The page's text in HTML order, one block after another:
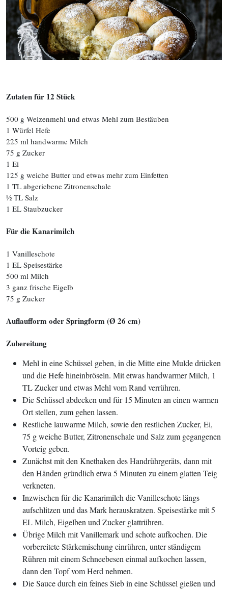
Zutaten für 12 Stück
500 g Weizenmehl und etwas Mehl zum Bestäuben
1 Würfel Hefe
225 ml handwarme Milch
75 g Zucker
1 Ei
125 g weiche Butter und etwas mehr zum Einfetten
1 TL abgeriebene Zitronenschale
½ TL Salz
1 EL Staubzucker
Für die Kanarimilch
1 Vanilleschote
1 EL Speisestärke
500 ml Milch
3 ganz frische Eigelb
75 g Zucker
Auflaufform oder Springform (Ø 26 cm)
Zubereitung
Mehl in eine Schüssel geben, in die Mitte eine Mulde drücken
und die Hefe hineinbröseln. Mit etwas handwarmer Milch, 1
TL Zucker und etwas Mehl vom Rand verrühren.
Die Schüssel abdecken und für 15 Minuten an einen warmen
Ort stellen, zum gehen lassen.
Restliche lauwarme Milch, sowie den restlichen Zucker, Ei,
75 g weiche Butter, Zitronenschale und Salz zum gegangenen
Vorteig geben.
Zunächst mit den Knethaken des Handrührgeräts, dann mit
den Händen gründlich etwa 5 Minuten zu einem glatten Teig
verkneten.
Inzwischen für die Kanarimilch die Vanilleschote längs
aufschlitzen und das Mark herauskrat­zen. Speisestärke mit 5
EL Milch, Eigelben und Zucker glattrühren.
Übrige Milch mit Vanillemark und ­schote aufkochen. Die
vorbereitete Stärkemischung einrühren, unter ständigem
Rühren mit einem Schneebesen einmal aufkochen lassen,
dann den Topf vom Herd nehmen.
Die Sauce durch ein feines Sieb in eine Schüs­sel gießen und